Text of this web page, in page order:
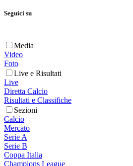
Seguici su
Media
Video
Foto
Live e Risultati
Live
Diretta Calcio
Risultati e Classifiche
Sezioni
Calcio
Mercato
Serie A
Serie B
Coppa Italia
Champions League